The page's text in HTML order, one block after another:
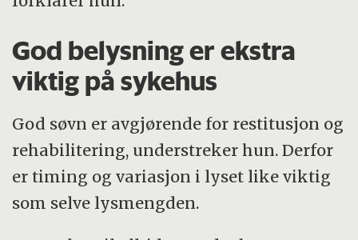
God belysning er ekstra
viktig på sykehus
God søvn er avgjørende for restitusjon og
rehabilitering, understreker hun. Derfor
er timing og variasjon i lyset like viktig
som selve lysmengden.